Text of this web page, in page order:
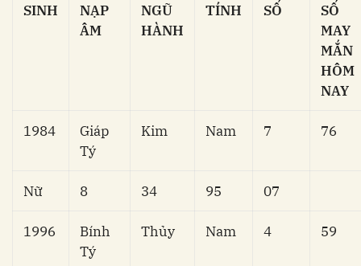
SINH
NẠP
ÂM
NGŨ
HÀNH
TÍNH
SỐ
SỐ
MAY
MẮN
HÔM
NAY
1984
Giáp
Tý
Kim Nam 7 76
Nữ 8 34 95 07
1996
Bính
Tý
Thủy Nam 4 59